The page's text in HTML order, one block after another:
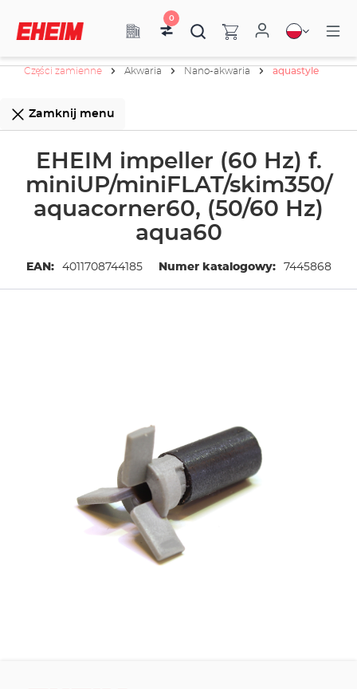
0
Części zamienne Akwaria Nano-akwaria aquastyle
Zamknij menu
EHEIM impeller (60 Hz) f.
miniUP/miniFLAT/skim350/
aquacorner60, (50/60 Hz)
aqua60
EAN: 4011708744185 Numer katalogowy: 7445868